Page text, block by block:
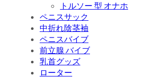
トルソー 型 オナホ
ペニスサック
中折れ陰茎袖
ペニスバイブ
前立腺 バイブ
乳首グッズ
ローター